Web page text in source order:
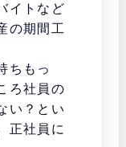
イトなど
の期間工
ちもっ
ろ社員の
い？とい
正社員に